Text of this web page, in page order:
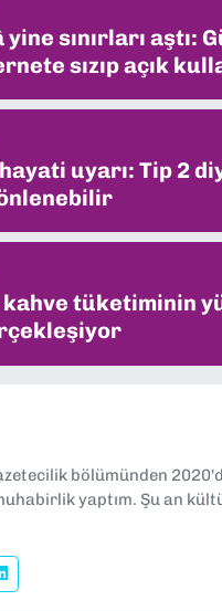
yine sınırları aştı:
sızıp açık
uyarı: Tip 2
tüketiminin
bölümünden
yaptım. Şu an